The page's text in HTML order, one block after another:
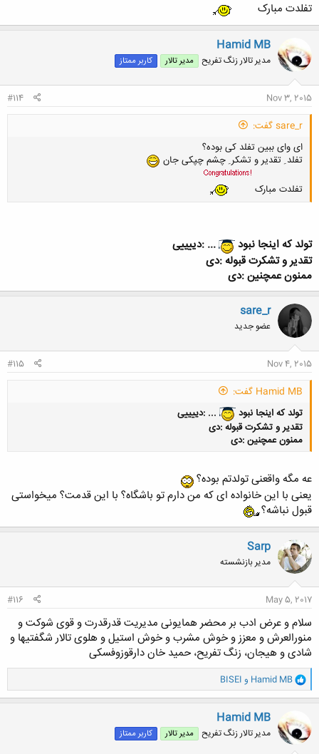
تفلدت مبارک
Hamid MB
مدیر تالار زنگ تفریح مدیر تالار کاربر ممتاز
Nov 3, 2015
#114
sare_r گفت:
ای وای ببین تفلد کی بوده؟
تفلد ِ تقدیر و تشکر ِ چشم چپکی جان
تفلدت مبارک
تولد که اینجا نبود
... :دییییی
تقدیر و تشکرت قبوله :دی
ممنون عمچنین :دی
sare_r
عضو جدید
Nov 4, 2015
#115
Hamid MB گفت:
تولد که اینجا نبود
... :دییییی
تقدیر و تشکرت قبوله :دی
ممنون عمچنین :دی
کلیک کنید تا باز شود...
عه مگه واقعنی تولدتم بوده؟
یعنی با این خانواده ای که من دارم تو باشگاه؟ با این قدمت؟ میخواستی
قبول نباشه؟
Sarp
مدیر بازنشسته
May 5, 2017
#116
سلام و عرض ادب بر محضر همایونی مدیریت قدرقدرت و قوی شوکت و
منورالعرش و معزز و خوش مشرب و خوش استیل و هلوی تالار شگفتیها و
شادی و هیجان، زنگ تفریح، حمید خان دارقوزوفسکی
و
ا
ک
ش
ه
ا
Hamid MB و BISEI
Hamid MB
مدیر تالار زنگ تفریح مدیر تالار کاربر ممتاز